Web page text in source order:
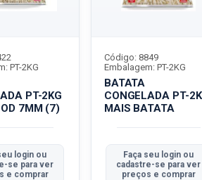
PT-2KG
7MM (7)
PT-2KG
login ou
se para ver
e comprar
BATATA
CONGELADA PT-
MAIS BATATA
Código: 8849
Embalagem: PT-2KG
Faça seu login ou
cadastre-se para ver
preços e comprar